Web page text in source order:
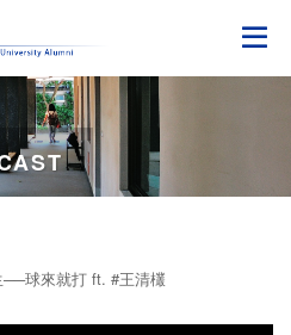
切
──球來就打 ft. #王清欉